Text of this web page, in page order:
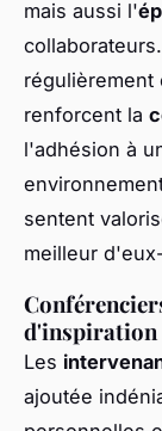
mais aussi l'
régulièrement
renforcent la
l'adhésion à
sentent
meilleur
d'inspiration
Les
ajoutée